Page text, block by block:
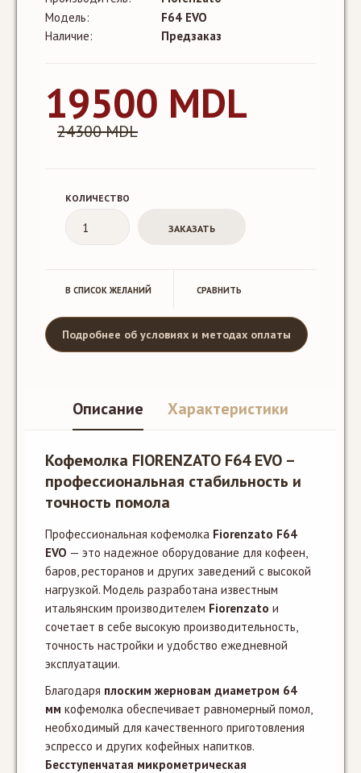
Модель:
F64 EVO
Наличие:
Предзаказ
19500 MDL
24300 MDL
КОЛИЧЕСТВО
В СПИСОК ЖЕЛАНИЙ CРАВНИТЬ
Подробнее об условиях и методах оплаты
Описание Характеристики
Кофемолка FIORENZATO F64 EVO –
профессиональная стабильность и
точность помола
Профессиональная кофемолка Fiorenzato F64
EVO — это надежное оборудование для кофеен,
баров, ресторанов и других заведений с высокой
нагрузкой. Модель разработана известным
итальянским производителем Fiorenzato и
сочетает в себе высокую производительность,
точность настройки и удобство ежедневной
эксплуатации.
Благодаря плоским жерновам диаметром 64
мм кофемолка обеспечивает равномерный помол,
необходимый для качественного приготовления
эспрессо и других кофейных напитков.
Бесступенчатая микрометрическая